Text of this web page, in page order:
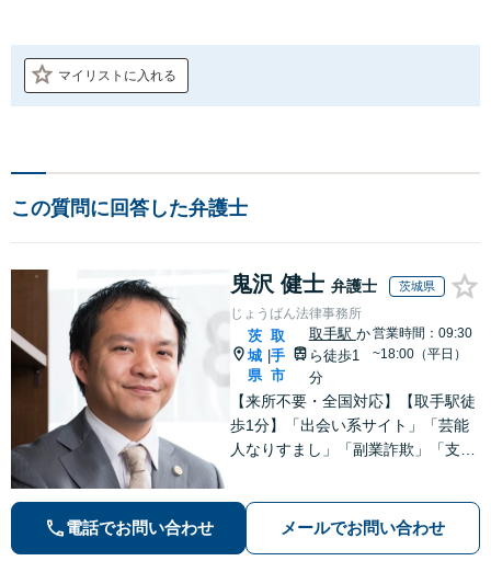
マイリストに入れる
この質問に回答した弁護士
鬼沢 健士 弁護士 茨城県
じょうばん法律事務所
茨
城
県
|
取
手
市
取手駅 か
ら徒歩1
分
営業時間：09:30
~18:00（平日）
【来所不要・全国対応】【取手駅徒
歩1分】「出会い系サイト」「芸能
人なりすまし」「副業詐欺」「支援
は不当解雇・雇い止め・残業代未払
いの相談【完全成功報酬制】【相談
電話でお問い合わせ メールでお問い合わせ